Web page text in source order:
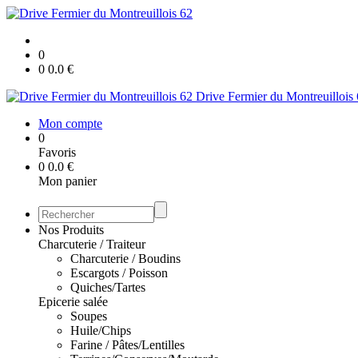
0
0 0.0 €
Drive Fermier du Montreuillois
Mon compte
0
Favoris
0 0.0 €
Mon panier
Nos Produits
Charcuterie / Traiteur
Charcuterie / Boudins
Escargots / Poisson
Quiches/Tartes
Epicerie salée
Soupes
Huile/Chips
Farine / Pâtes/Lentilles